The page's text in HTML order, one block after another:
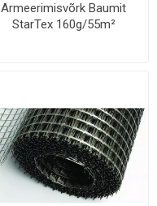
Armeerimisvõrk Baumit
StarTex 160g/55m²